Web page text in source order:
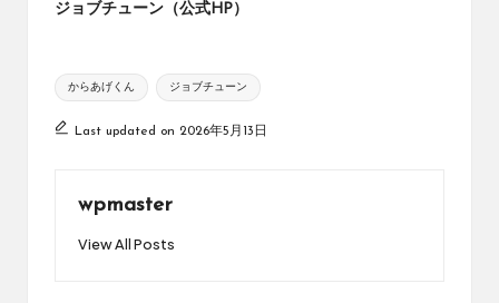
ジョブチューン（公式HP）
Tags:
からあげくん ジョブチューン
Last updated on 2026年5月13日
wpmaster
View All Posts